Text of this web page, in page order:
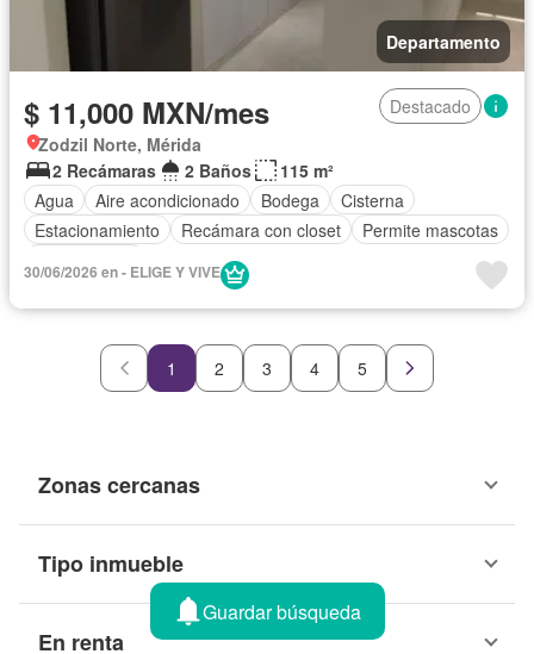
Departamento
$ 11,000 MXN/mes
Destacado
Zodzil Norte, Mérida
2 Recámaras
2 Baños
115 m²
Agua
Aire acondicionado Bodega
Cisterna
Estacionamiento
Recámara con closet
Permite mascotas
30/06/2026 en - ELIGE Y VIVE
1 2 3 4 5
Zonas cercanas
Tipo inmueble
En renta
Guardar búsqueda